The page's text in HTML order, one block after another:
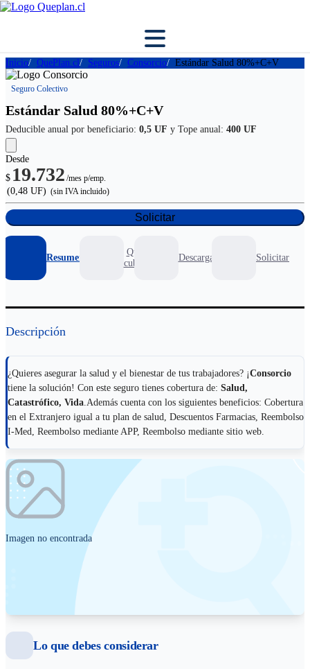
Inicio QuePlan.cl Seguros Consorcio Estándar Salud 80%+C+V
Seguro Colectivo
Estándar Salud 80%+C+V
Deducible anual por beneficiario: 0,5 UF y Tope anual: 400 UF
Desde
$ 19.732 /mes p/emp.
(0,48 UF) (sin IVA incluido)
Solicitar
Resumen
Que
cubre
Descargables Solicitar
Descripción
¿Quieres asegurar la salud y el bienestar de tus trabajadores? ¡Consorcio
tiene la solución! Con este seguro tienes cobertura de: Salud,
Catastrófico, Vida.Además cuenta con los siguientes beneficios: Cobertura
en el Extranjero igual a tu plan de salud, Descuentos Farmacias, Reembolso
I-Med, Reembolso mediante APP, Reembolso mediante sitio web.
Imagen no encontrada
Lo que debes considerar